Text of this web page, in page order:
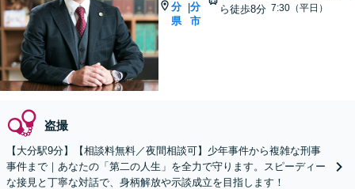
分
県
|分
市
ら徒歩8分 7:30（平日）
盗撮
【大分駅9分】【相談料無料／夜間相談可】少年事件から複雑な刑事
事件まで｜あなたの「第二の人生」を全力で守ります。スピーディー
な接見と丁寧な対話で、身柄解放や示談成立を目指します！